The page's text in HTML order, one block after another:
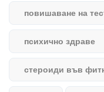
повишаване на
психично здраве
стероиди във